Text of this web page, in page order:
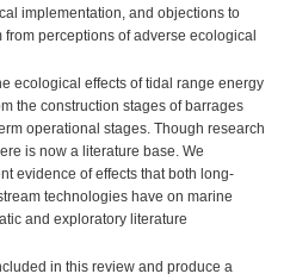
implementation, and objections to
perceptions of adverse ecological
ecological effects of tidal range energy
the construction stages of barrages
operational stages. Though research
is now a literature base. We
evidence of effects that both long-
technologies have on marine
and exploratory literature
in this review and produce a